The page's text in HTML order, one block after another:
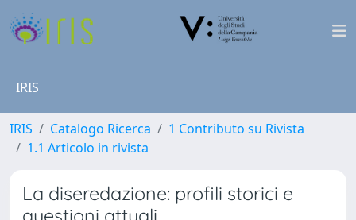
IRIS
IRIS Catalogo Ricerca
1 Contributo su Rivista
1.1 Articolo in rivista
La diseredazione: profili storici e